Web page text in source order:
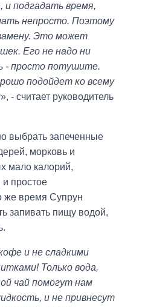
и подгадать время,
непросто. Поэтому
Это может
Его не надо ни
- просто потушите.
подойдет ко всему
», - считает руководитель
выбрать запеченные
морковь и
мало калорий,
и простое
же время Супрун
запивать пищу водой,
и не сладкими
Только вода,
чай помогут нам
и не привнесут